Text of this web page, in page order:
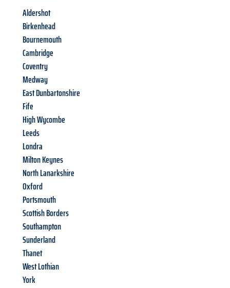
Aldershot
Birkenhead
Bournemouth
Cambridge
Coventry
Medway
East Dunbartonshire
Fife
High Wycombe
Leeds
Londra
Milton Keynes
North Lanarkshire
Oxford
Portsmouth
Scottish Borders
Southampton
Sunderland
Thanet
West Lothian
York